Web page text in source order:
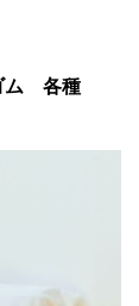
ム 各種